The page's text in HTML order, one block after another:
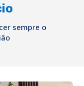
sempre o